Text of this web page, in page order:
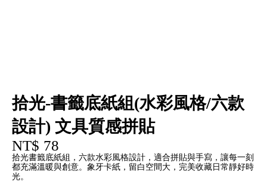
拾光-書籤底紙組(水彩風格/六款
設計) 文具質感拼貼
NT$ 78
拾光書籤底紙組，六款水彩風格設計，適合拼貼與手寫，讓每一刻
都充滿溫暖與創意。象牙卡紙，留白空間大，完美收藏日常靜好時
光。